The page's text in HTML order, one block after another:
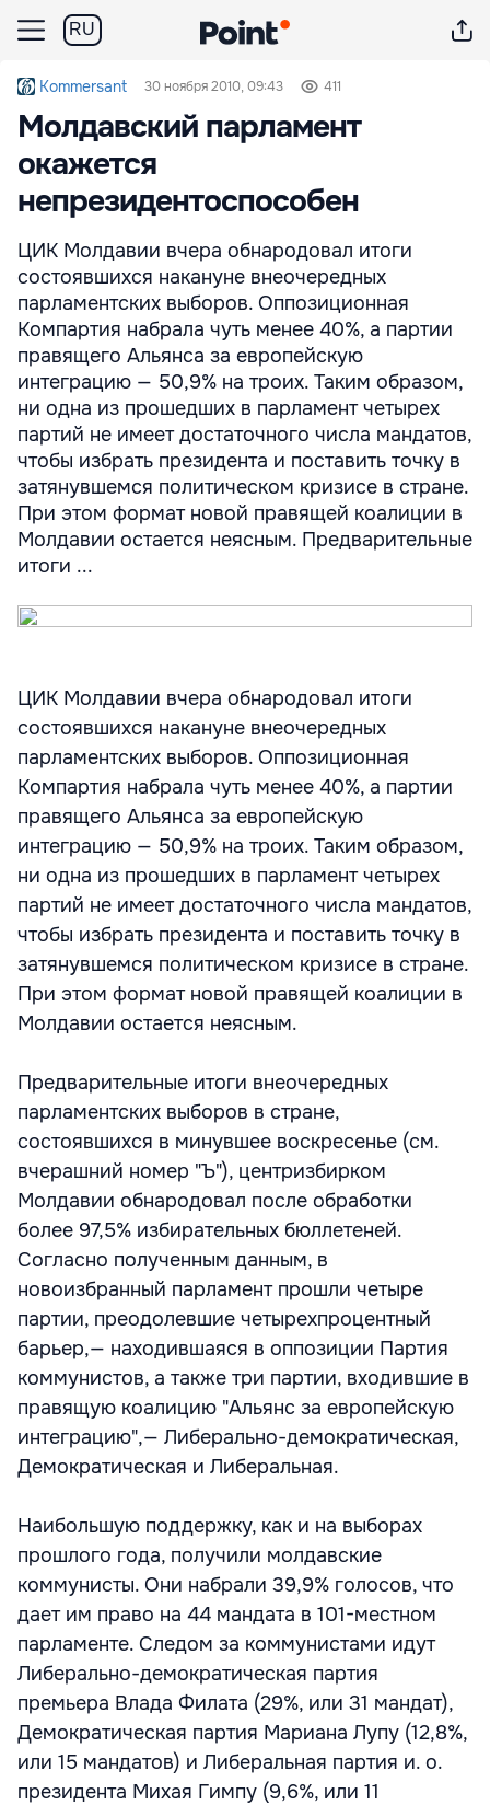
RU
Kommersant 30 ноября 2010, 09:43 411
Молдавский парламент
окажется
непрезидентоспособен
ЦИК Молдавии вчера обнародовал итоги
состоявшихся накануне внеочередных
парламентских выборов. Оппозиционная
Компартия набрала чуть менее 40%, а партии
правящего Альянса за европейскую
интеграцию — 50,9% на троих. Таким образом,
ни одна из прошедших в парламент четырех
партий не имеет достаточного числа мандатов,
чтобы избрать президента и поставить точку в
затянувшемся политическом кризисе в стране.
При этом формат новой правящей коалиции в
Молдавии остается неясным. Предварительные
итоги ...
ЦИК Молдавии вчера обнародовал итоги
состоявшихся накануне внеочередных
парламентских выборов. Оппозиционная
Компартия набрала чуть менее 40%, а партии
правящего Альянса за европейскую
интеграцию — 50,9% на троих. Таким образом,
ни одна из прошедших в парламент четырех
партий не имеет достаточного числа мандатов,
чтобы избрать президента и поставить точку в
затянувшемся политическом кризисе в стране.
При этом формат новой правящей коалиции в
Молдавии остается неясным.
Предварительные итоги внеочередных
парламентских выборов в стране,
состоявшихся в минувшее воскресенье (см.
вчерашний номер "Ъ"), центризбирком
Молдавии обнародовал после обработки
более 97,5% избирательных бюллетеней.
Согласно полученным данным, в
новоизбранный парламент прошли четыре
партии, преодолевшие четырехпроцентный
барьер,— находившаяся в оппозиции Партия
коммунистов, а также три партии, входившие в
правящую коалицию "Альянс за европейскую
интеграцию",— Либерально-демократическая,
Демократическая и Либеральная.
Наибольшую поддержку, как и на выборах
прошлого года, получили молдавские
коммунисты. Они набрали 39,9% голосов, что
дает им право на 44 мандата в 101-местном
парламенте. Следом за коммунистами идут
Либерально-демократическая партия
премьера Влада Филата (29%, или 31 мандат),
Демократическая партия Мариана Лупу (12,8%,
или 15 мандатов) и Либеральная партия и. о.
президента Михая Гимпу (9,6%, или 11